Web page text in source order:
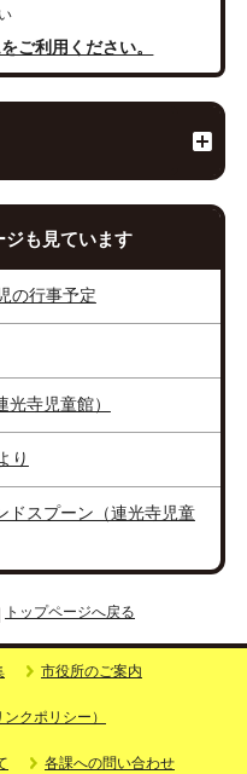
ご利用ください。
ジも見ています
の行事予定
寺児童館）
り
スプーン（連光寺児童
トップページへ戻る
市役所のご案内
クポリシー）
各課への問い合わせ